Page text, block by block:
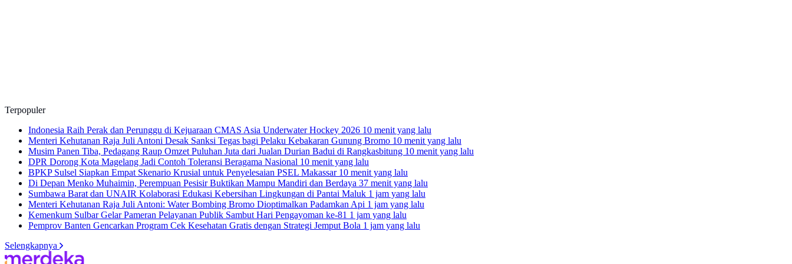
Terpopuler
Indonesia Raih Perak dan Perunggu di Kejuaraan CMAS Asia Underwater Hockey 2026 10 menit yang lalu
Menteri Kehutanan Raja Juli Antoni Desak Sanksi Tegas bagi Pelaku Kebakaran Gunung Bromo 10 menit yang lalu
Musim Panen Tiba, Pedagang Raup Omzet Puluhan Juta dari Jualan Durian Badui di Rangkasbitung 10 menit yang lalu
DPR Dorong Kota Magelang Jadi Contoh Toleransi Beragama Nasional 10 menit yang lalu
BPKP Sulsel Siapkan Empat Skenario Krusial untuk Penyelesaian PSEL Makassar 10 menit yang lalu
Di Depan Menko Muhaimin, Perempuan Pesisir Buktikan Mampu Mandiri dan Berdaya 37 menit yang lalu
Sumbawa Barat dan UNAIR Kolaborasi Edukasi Kebersihan Lingkungan di Pantai Maluk 1 jam yang lalu
Menteri Kehutanan Raja Juli Antoni: Water Bombing Bromo Dioptimalkan Padamkan Api 1 jam yang lalu
Kemenkum Sulbar Gelar Pameran Pelayanan Publik Sambut Hari Pengayoman ke-81 1 jam yang lalu
Pemprov Banten Gencarkan Program Cek Kesehatan Gratis dengan Strategi Jemput Bola 1 jam yang lalu
Selengkapnya